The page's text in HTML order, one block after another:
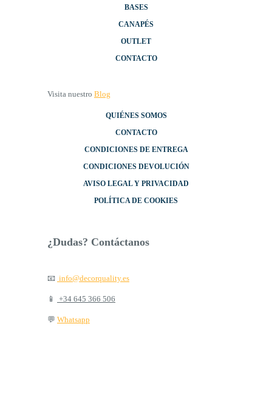
BASES
CANAPÉS
OUTLET
CONTACTO
Visita nuestro Blog
QUIÉNES SOMOS
CONTACTO
CONDICIONES DE ENTREGA
CONDICIONES DEVOLUCIÓN
AVISO LEGAL Y PRIVACIDAD
POLÍTICA DE COOKIES
¿Dudas? Contáctanos
📧 info@decorquality.es
📱 +34 645 366 506
💬 Whatsapp